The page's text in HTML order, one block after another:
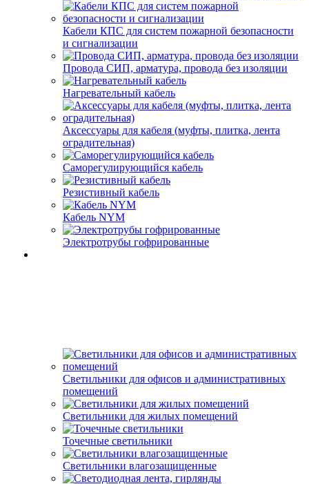
Кабели КПС для систем пожарной безопасности
и сигнализации
Провода СИП, арматура, провода без изоляции
Нагревательный кабель
Аксессуары для кабеля (муфты, плитка, лента
оградительная)
Саморегулирующийся кабель
Резистивный кабель
Кабель NYM
Электротрубы гофрированные
Светильники для офисов и административных
помещений
Светильники для жилых помещений
Точечные светильники
Светильники влагозащищенные